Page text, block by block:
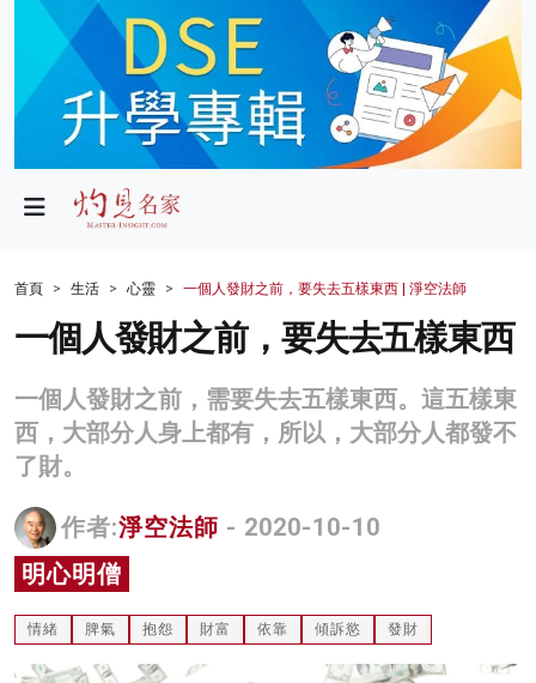
政局
財經
生活
商業
科技
影片
名家榜
灼見活動
關於我們
首頁 生活 心靈 一個人發財之前，要失去五樣東西 | 淨空法師
一個人發財之前，要失去五樣東西
一個人發財之前，需要失去五樣東西。這五樣東
西，大部分人身上都有，所以，大部分人都發不
了財。
作者:淨空法師 - 2020-10-10
明心明僧
情緒 脾氣 抱怨 財富 依靠 傾訴慾 發財